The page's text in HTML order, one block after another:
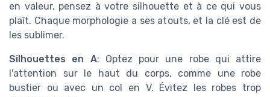
en valeur, pensez à votre silhouette et à ce qui vous
plaît. Chaque morphologie a ses atouts, et la clé est de
les sublimer.
Silhouettes en A: Optez pour une robe qui attire
l'attention sur le haut du corps, comme une robe
bustier ou avec un col en V. Évitez les robes trop